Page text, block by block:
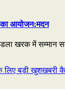
का आयोजन:मदन
खरक में सम्मान